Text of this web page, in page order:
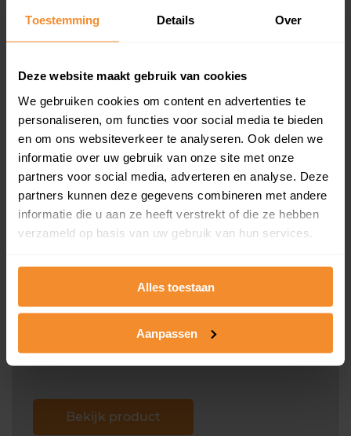
Toestemming Details Over
Deze website maakt gebruik van cookies
We gebruiken cookies om content en advertenties te
personaliseren, om functies voor social media te bieden
en om ons websiteverkeer te analyseren. Ook delen we
informatie over uw gebruik van onze site met onze
partners voor social media, adverteren en analyse. Deze
partners kunnen deze gegevens combineren met andere
informatie die u aan ze heeft verstrekt of die ze hebben
verzameld op basis van uw gebruik van hun services.
Alles toestaan
Aanpassen
Een overzicht van alle verkochte woningen (koopsom
en koopdatum) binnen een postcodegebied. Dit
Bekijk product
Direct leverbaar
Een uitgebreid overzicht van het perceel en
dit inclusief de luchtfoto!
Bekijk product